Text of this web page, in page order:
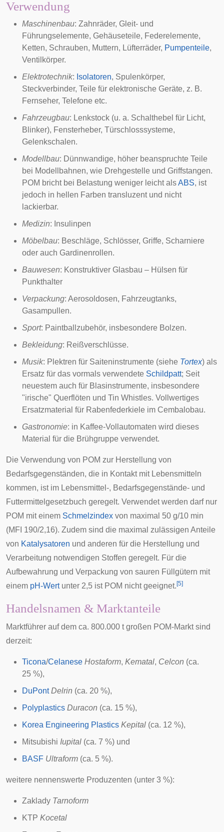
Verwendung
Maschinenbau: Zahnräder, Gleit- und
Führungselemente, Gehäuseteile, Federelemente,
Ketten, Schrauben, Muttern, Lüfterräder, Pumpenteile,
Ventilkörper.
Elektrotechnik: Isolatoren, Spulenkörper,
Steckverbinder, Teile für elektronische Geräte, z. B.
Fernseher, Telefone etc.
Fahrzeugbau: Lenkstock (u. a. Schalthebel für Licht,
Blinker), Fensterheber, Türschlosssysteme,
Gelenkschalen.
Modellbau: Dünnwandige, höher beanspruchte Teile
bei Modellbahnen, wie Drehgestelle und Griffstangen.
POM bricht bei Belastung weniger leicht alsABS, ist
jedoch in hellen Farben transluzent und nicht
lackierbar.
Medizin: Insulinpen
Möbelbau: Beschläge, Schlösser, Griffe, Scharniere
oder auch Gardinenrollen.
Bauwesen: Konstruktiver Glasbau – Hülsen für
Punkthalter
Verpackung: Aerosoldosen, Fahrzeugtanks,
Gasampullen.
Sport: Paintballzubehör, insbesondere Bolzen.
Bekleidung: Reißverschlüsse.
Musik: Plektren für Saiteninstrumente (siehe Tortex) als
Ersatz für das vormals verwendete Schildpatt; Seit
neuestem auch für Blasinstrumente, insbesondere
"irische" Querflöten und Tin Whistles. Vollwertiges
Ersatzmaterial für Rabenfederkiele im Cembalobau.
Gastronomie: in Kaffee-Vollautomaten wird dieses
Material für die Brühgruppe verwendet.
Die Verwendung von POM zur Herstellung von
Bedarfsgegenständen, die in Kontakt mit Lebensmitteln
kommen, ist im Lebensmittel-, Bedarfsgegenstände- und
Futtermittelgesetzbuch geregelt. Verwendet werden darf nur
POM mit einem Schmelzindex von maximal 50 g/10 min
(MFI 190/2,16). Zudem sind die maximal zulässigen Anteile
von Katalysatoren und anderen für die Herstellung und
Verarbeitung notwendigen Stoffen geregelt. Für die
Aufbewahrung und Verpackung von sauren Füllgütern mit
einem pH-Wertunter 2,5 ist POM nicht geeignet. [5]
Handelsnamen & Marktanteile
Marktführer auf dem ca. 800.000 t großen POM-Markt sind
derzeit:
Ticona/Celanese Hostaform, Kematal, Celcon (ca.
25 %),
DuPont Delrin (ca. 20 %),
Polyplastics Duracon (ca. 15 %),
Korea Engineering Plastics Kepital (ca. 12 %),
Mitsubishi Iupital (ca. 7 %) und
BASF Ultraform (ca. 5 %).
weitere nennenswerte Produzenten (unter 3 %):
Zaklady Tarnoform
KTP Kocetal